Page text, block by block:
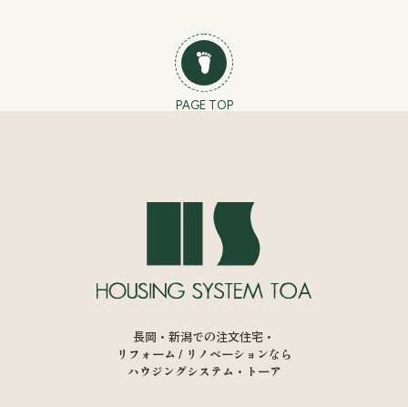
PAGE TOP
長岡・新潟での注文住宅・
リフォーム / リノベーションなら
ハウジングシステム・トーア